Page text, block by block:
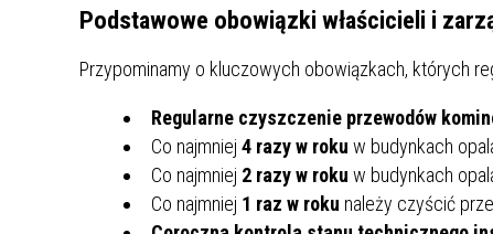
WAŻNA INFORMACJA - DOT.
RYZYKA WEWNĘTRZNEGO
SYSTEMU WODOCIĄGOWEGO
Podstawowe obowiązki właścicieli i
Przypominamy o kluczowych obowiązkach, których
Regularne czyszczenie przewodów
Co najmniej 4 razy w roku w budynkach
Co najmniej 2 razy w roku w budynkach
Co najmniej 1 raz w roku należy czyścić